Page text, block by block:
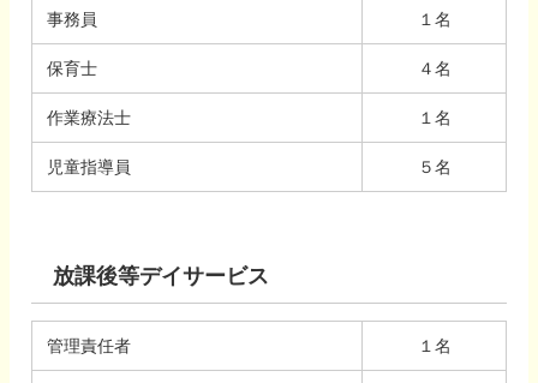
事務員 １名
保育士 ４名
作業療法士 １名
児童指導員 ５名
放課後等デイサービス
管理責任者 １名